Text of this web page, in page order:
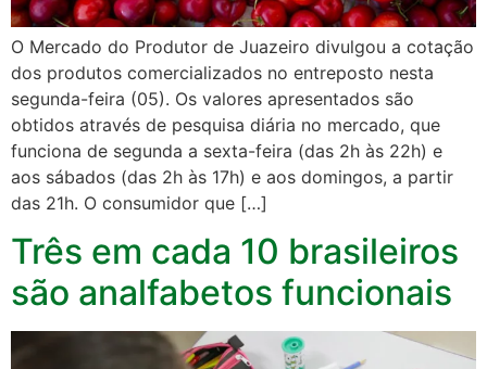
O Mercado do Produtor de Juazeiro divulgou a cotação
dos produtos comercializados no entreposto nesta
segunda-feira (05). Os valores apresentados são
obtidos através de pesquisa diária no mercado, que
funciona de segunda a sexta-feira (das 2h às 22h) e
aos sábados (das 2h às 17h) e aos domingos, a partir
das 21h. O consumidor que […]
Três em cada 10 brasileiros
são analfabetos funcionais